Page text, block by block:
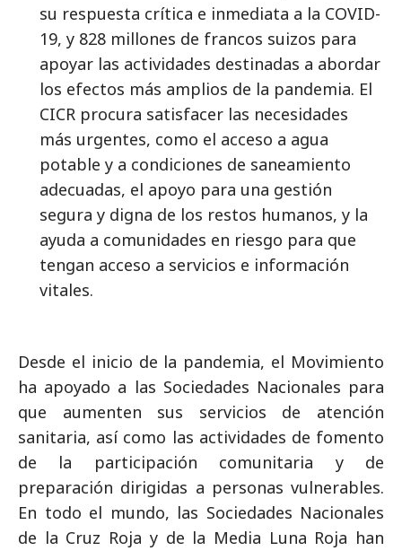
su respuesta crítica e inmediata a la COVID-
19, y 828 millones de francos suizos para
apoyar las actividades destinadas a abordar
los efectos más amplios de la pandemia. El
CICR procura satisfacer las necesidades
más urgentes, como el acceso a agua
potable y a condiciones de saneamiento
adecuadas, el apoyo para una gestión
segura y digna de los restos humanos, y la
ayuda a comunidades en riesgo para que
tengan acceso a servicios e información
vitales.
Desde el inicio de la pandemia, el Movimiento
ha apoyado a las Sociedades Nacionales para
que aumenten sus servicios de atención
sanitaria, así como las actividades de fomento
de la participación comunitaria y de
preparación dirigidas a personas vulnerables.
En todo el mundo, las Sociedades Nacionales
de la Cruz Roja y de la Media Luna Roja han